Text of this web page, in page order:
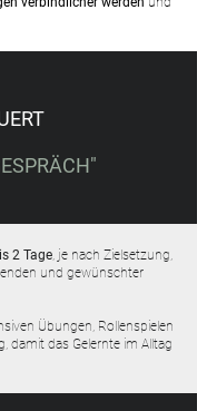
2 Tage, je nach Zielsetzung,
und gewünschter
Übungen, Rollenspielen
damit das Gelernte im Alltag